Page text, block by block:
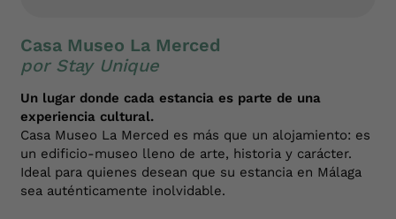
Casa Museo La Merced
por Stay Unique
Un lugar donde cada estancia es parte de una
experiencia cultural.
Casa Museo La Merced es más que un alojamiento: es
un edificio-museo lleno de arte, historia y carácter.
Ideal para quienes desean que su estancia en Málaga
sea auténticamente inolvidable.